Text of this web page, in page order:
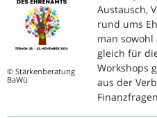
© Stärkenberatung
BaWü
Austausch,
rund ums
man sowohl
gleich für
Workshops
aus der